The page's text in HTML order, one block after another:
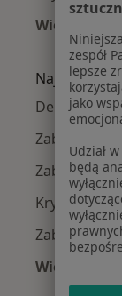
Więcej (1)
Więcej
Najczęście
Depresja w
Zaburzenia
Zaburzenia
Kryzys
Zaburzenia
Więcej (15)
zespół
lepsze
jako
Udział
będą